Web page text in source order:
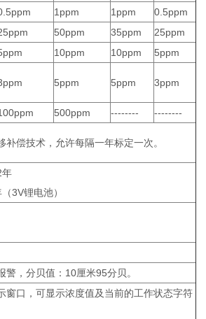
1ppm 1ppm
0.5ppm
50ppm 35ppm
25ppm
10ppm 10ppm
5ppm
5ppm 5ppm 3ppm
500ppm --------
--------
补偿技术，允许每隔一年标定一次。
年
3V锂电池）
警，分贝值：10厘米95分贝。
窗口，可显示浓度值及当前的工作状态字符